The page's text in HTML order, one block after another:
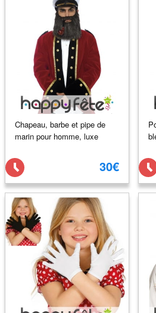
Chapeau, barbe et pipe de
marin pour homme, luxe
30€